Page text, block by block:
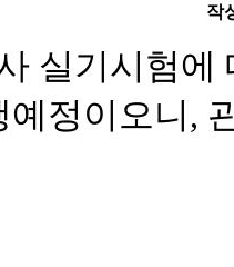
작
실기시험에
정이오니 ,